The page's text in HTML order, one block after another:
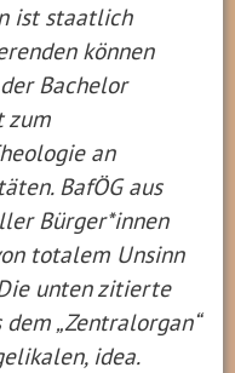
ist staatlich
können
Bachelor
zum
an
BafÖG aus
Bürger*innen
totalem Unsinn
unten zitierte
„Zentralorgan“
idea.